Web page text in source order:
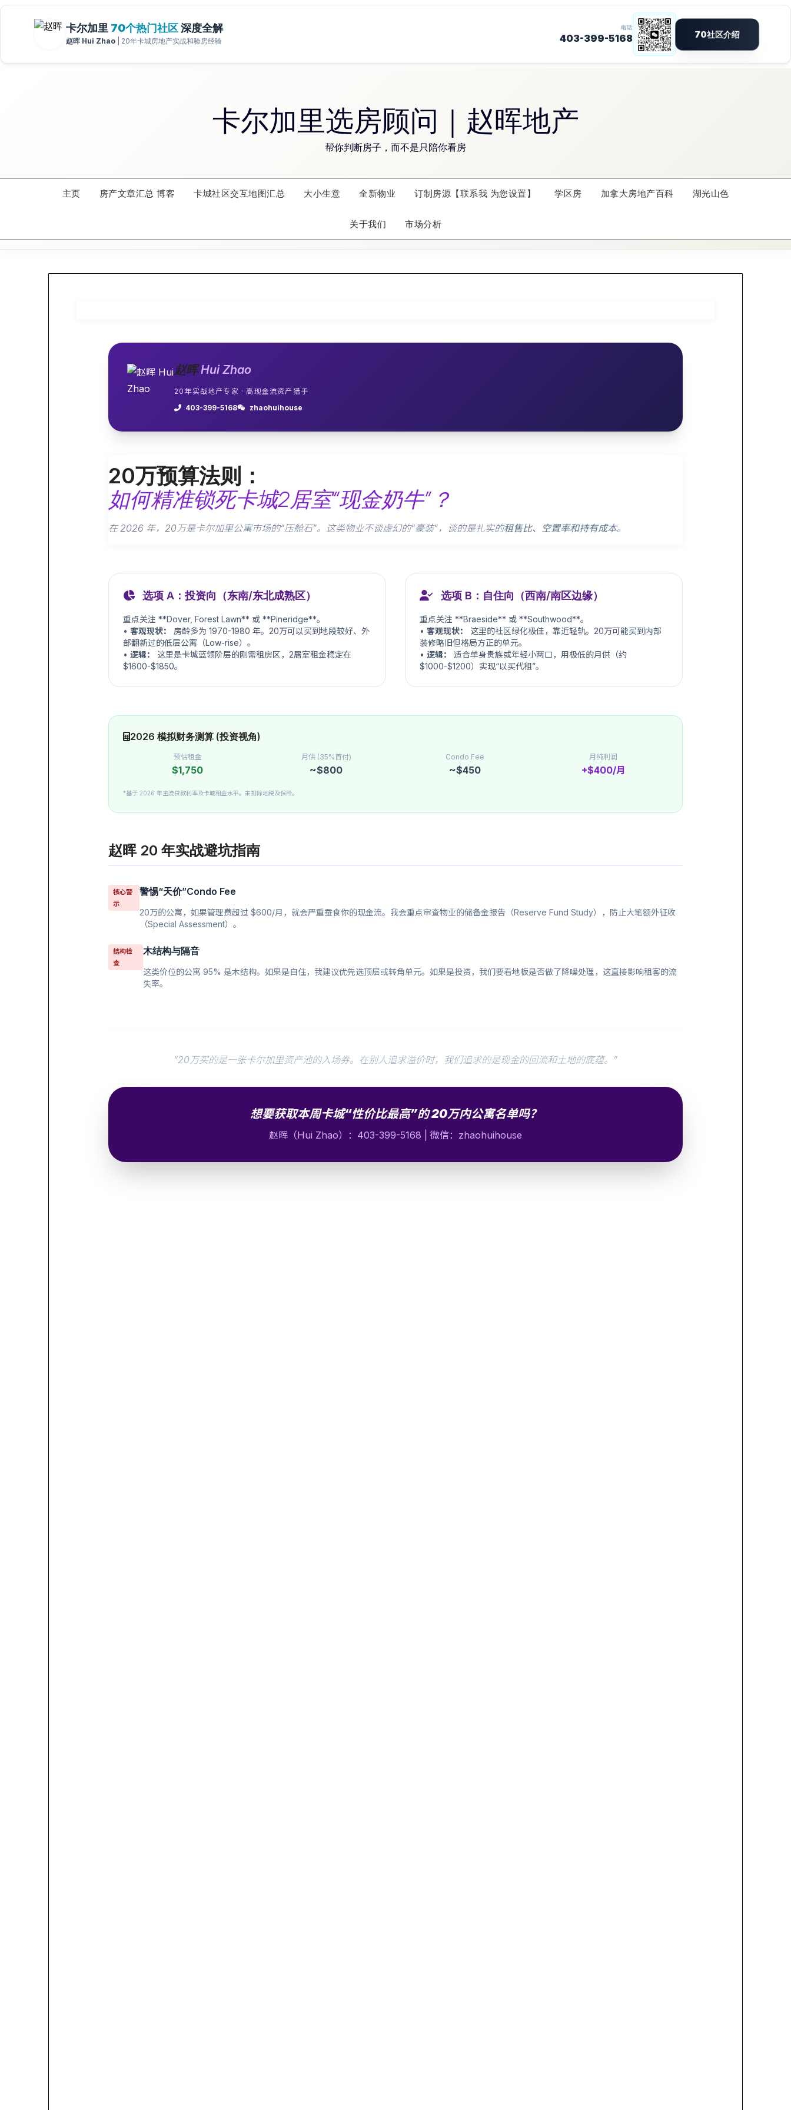
卡尔加里选房顾问｜赵晖地产
帮你判断房子，而不是只陪你看房
主页 房产文章汇总 博客 卡城社区交互地图汇总 大小生意 全新物业 订制房源【联系我 为您设置】 学区房 加拿大房地产百科 湖光山色
关于我们 市场分析
赵晖Hui Zhao
20年实战地产专家 · 高现金流资产猎手
403-399-5168
zhaohuihouse
20万预算法则：
如何精准锁死卡城2居室“现金奶牛”？
在 2026 年，20万是卡尔加里公寓市场的“压舱石”。这类物业不谈虚幻的“豪装”，谈的是扎实的租售比、空置率和持有成本。
选项 A：投资向（东南/东北成熟区）
重点关注 **Dover, Forest Lawn** 或 **Pineridge**。
• 客观现状：
房龄多为 1970-1980 年。20万可以买到地段较好、外
部翻新过的低层公寓（Low-rise）。
• 逻辑：
这里是卡城蓝领阶层的刚需租房区，2居室租金稳定在
$1600-$1850。
选项 B：自住向（西南/南区边缘）
重点关注 **Braeside** 或 **Southwood**。
• 客观现状：
这里的社区绿化极佳，靠近轻轨。20万可能买到内部
装修略旧但格局方正的单元。
• 逻辑：
适合单身贵族或年轻小两口，用极低的月供（约
$1000-$1200）实现“以买代租”。
2026 模拟财务测算 (投资视角)
预估租金
$1,750
月供 (35%首付)
~$800
Condo Fee
~$450
月纯利润
+$400/月
*基于 2026 年主流贷款利率及卡城租金水平。未扣除地税及保险。
赵晖 20 年实战避坑指南
核心警
示
警惕“天价”Condo Fee
20万的公寓，如果管理费超过 $600/月，就会严重蚕食你的现金流。我会重点审查物业的储备金报告（Reserve Fund Study），防止大笔额外征收
（Special Assessment）。
结构检
查
木结构与隔音
这类价位的公寓 95% 是木结构。如果是自住，我建议优先选顶层或转角单元。如果是投资，我们要看地板是否做了降噪处理，这直接影响租客的流
失率。
“20万买的是一张卡尔加里资产池的入场券。在别人追求溢价时，我们追求的是现金的回流和土地的底蕴。”
想要获取本周卡城“性价比最高”的 20万内公寓名单吗？
赵晖（Hui Zhao）：403-399-5168 | 微信：zhaohuihouse